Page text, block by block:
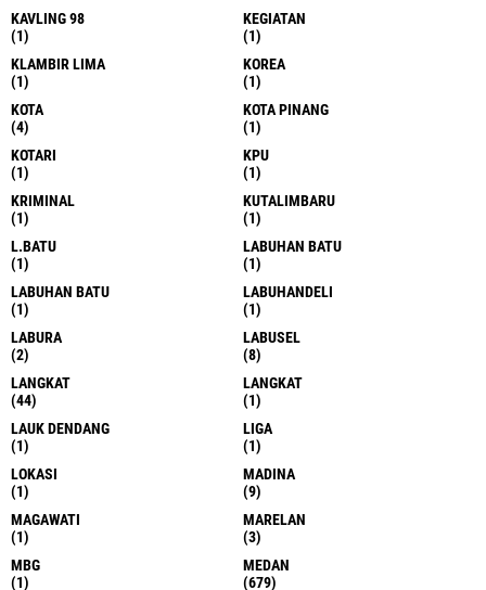
KAVLING 98
(1)
KEGIATAN
(1)
KLAMBIR LIMA
(1)
KOREA
(1)
KOTA
(4)
KOTA PINANG
(1)
KOTARI
(1)
KPU
(1)
KRIMINAL
(1)
KUTALIMBARU
(1)
L.BATU
(1)
LABUHAN BATU
(1)
LABUHAN BATU
(1)
LABUHANDELI
(1)
LABURA
(2)
LABUSEL
(8)
LANGKAT
(44)
LANGKAT
(1)
LAUK DENDANG
(1)
LIGA
(1)
LOKASI
(1)
MADINA
(9)
MAGAWATI
(1)
MARELAN
(3)
MBG
(1)
MEDAN
(679)